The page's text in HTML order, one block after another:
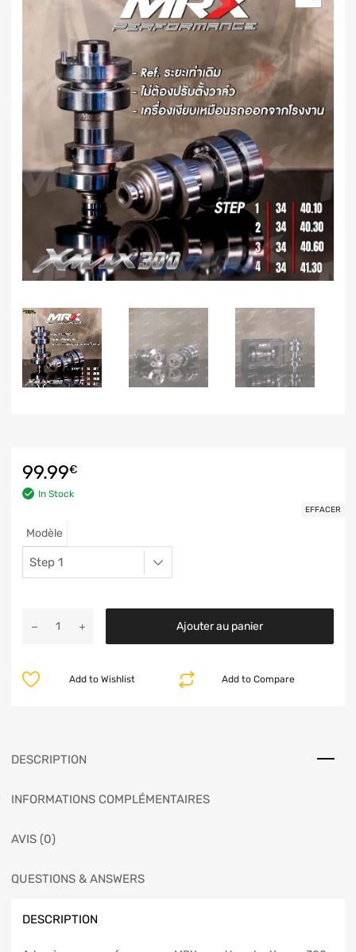
99.99€
In Stock
Modèle
EFFACER
Ajouter au panier
Add to Compare
Add to Wishlist
DESCRIPTION
INFORMATIONS COMPLÉMENTAIRES
AVIS (0)
QUESTIONS & ANSWERS
DESCRIPTION